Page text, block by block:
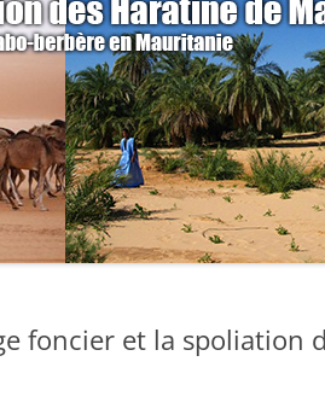
foncier et la spoliation